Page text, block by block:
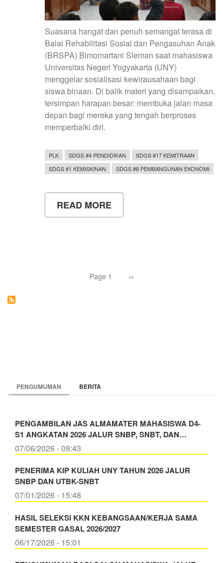
Suasana hangat dan penuh semangat terasa di
Balai Rehabilitasi Sosial dan Pengasuhan Anak
(BRSPA) Bimomartani Sleman saat mahasiswa
Universitas Negeri Yogyakarta (UNY)
menggelar sosialisasi kewirausahaan bagi
siswa binaan. Di balik materi yang disampaikan,
tersimpan harapan besar: membuka jalan masa
depan bagi mereka yang tengah berproses
memperbaiki diri.
PLK SDGS #4 PENDIDIKAN
SDGS #17 KEMITRAAN
SDGS #1 KEMISKINAN
SDGS #8 PEMBANGUNAN EKONOMI
READ MORE
MAHASISWA
MELALUI
Page 1 Next
››
PENGUMUMAN BERITA
PENGAMBILAN JAS ALMAMATER MAHASISWA D4-
S1 ANGKATAN 2026 JALUR SNBP, SNBT, DAN…
07/06/2026 - 08:43
PENERIMA KIP KULIAH UNY TAHUN 2026 JALUR
SNBP DAN UTBK-SNBT
07/01/2026 - 15:48
HASIL SELEKSI KKN KEBANGSAAN/KERJA SAMA
SEMESTER GASAL 2026/2027
06/17/2026 - 15:01